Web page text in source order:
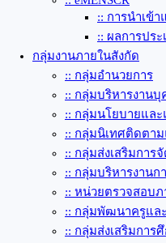
:: การนำเข้
:: ผลการประ
กลุ่มงานภายในสังกัด
:: กลุ่มอำนวยการ
:: กลุ่มบริหารงานบุ
:: กลุ่มนโยบายและ
:: กลุ่มนิเทศติดตา
:: กลุ่มส่งเสริมการ
:: กลุ่มบริหารงานก
:: หน่วยตรวจสอบภ
:: กลุ่มพัฒนาครูแล
:: กลุ่มส่งเสริมการ